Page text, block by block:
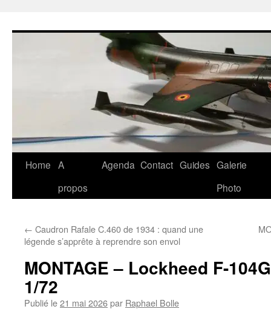
Home A
propos
Agenda Contact Guides Galerie
Photo
← Caudron Rafale C.460 de 1934 : quand une
légende s’apprête à reprendre son envol
MONTAGE – Lockheed F-
1/72
Publié le21 mai 2026par Raphael Bolle